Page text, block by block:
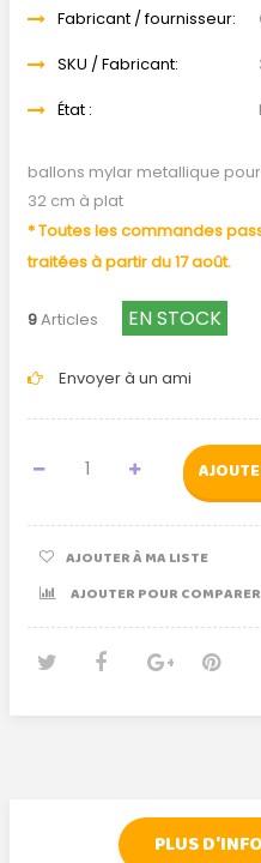
Fabricant / fournisseur:
SKU / Fabricant:
État :
ballons mylar metallique
32 cm à plat
* Toutes les commandes
traitées à partir du 17 août.
9Articles EN STOCK
Envoyer à un ami
AJOUTER À MA LISTE
AJOUTER POUR COMPARER
PLUS